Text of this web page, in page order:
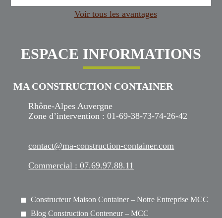
Voir tous les avantages
ESPACE INFORMATIONS
MA CONSTRUCTION CONTAINER
Rhône-Alpes Auvergne
Zone d’intervention : 01-69-38-73-74-26-42
contact@ma-construction-container.com
Commercial : 07.69.97.88.11
Constructeur Maison Container – Notre Entreprise MCC
Blog Construction Conteneur – MCC